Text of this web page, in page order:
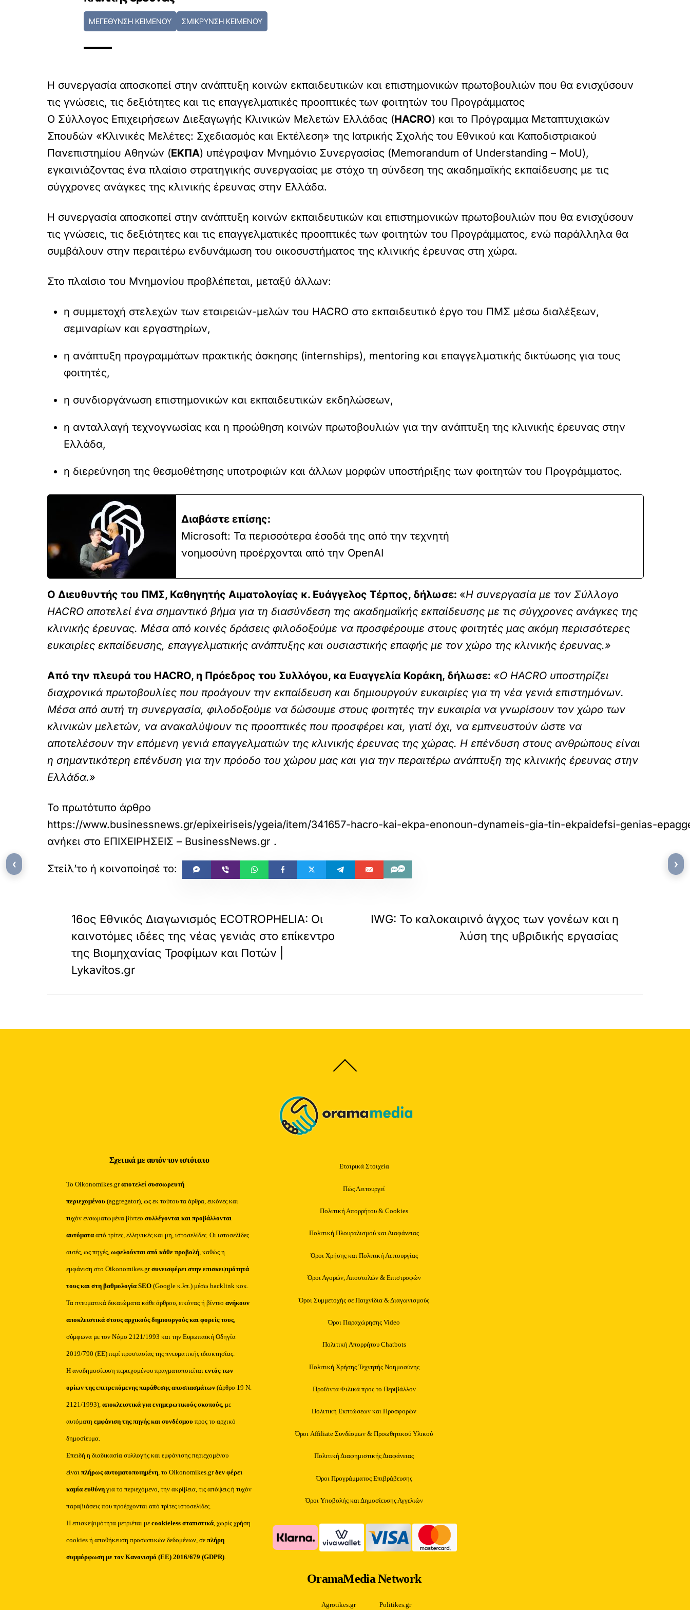
ΜΕΓΕΘΥΝΣΗ ΚΕΙΜΕΝΟΥ ΣΜΙΚΡΥΝΣΗ ΚΕΙΜΕΝΟΥ
Η συνεργασία αποσκοπεί στην ανάπτυξη κοινών εκπαιδευτικών και επιστημονικών πρωτοβουλιών που θα ενισχύσουν
τις γνώσεις, τις δεξιότητες και τις επαγγελματικές προοπτικές των φοιτητών του Προγράμματος
Ο Σύλλογος Επιχειρήσεων Διεξαγωγής Κλινικών Μελετών Ελλάδας (HACRO) και το Πρόγραμμα Μεταπτυχιακών
Σπουδών «Κλινικές Μελέτες: Σχεδιασμός και Εκτέλεση» της Ιατρικής Σχολής του Εθνικού και Καποδιστριακού
Πανεπιστημίου Αθηνών (ΕΚΠΑ) υπέγραψαν Μνημόνιο Συνεργασίας (Memorandum of Understanding – MoU),
εγκαινιάζοντας ένα πλαίσιο στρατηγικής συνεργασίας με στόχο τη σύνδεση της ακαδημαϊκής εκπαίδευσης με τις
σύγχρονες ανάγκες της κλινικής έρευνας στην Ελλάδα.
Η συνεργασία αποσκοπεί στην ανάπτυξη κοινών εκπαιδευτικών και επιστημονικών πρωτοβουλιών που θα ενισχύσουν
τις γνώσεις, τις δεξιότητες και τις επαγγελματικές προοπτικές των φοιτητών του Προγράμματος, ενώ παράλληλα θα
συμβάλουν στην περαιτέρω ενδυνάμωση του οικοσυστήματος της κλινικής έρευνας στη χώρα.
Στο πλαίσιο του Μνημονίου προβλέπεται, μεταξύ άλλων:
η συμμετοχή στελεχών των εταιρειών-μελών του HACRO στο εκπαιδευτικό έργο του ΠΜΣ μέσω διαλέξεων,
σεμιναρίων και εργαστηρίων,
η ανάπτυξη προγραμμάτων πρακτικής άσκησης (internships), mentoring και επαγγελματικής δικτύωσης για τους
φοιτητές,
η συνδιοργάνωση επιστημονικών και εκπαιδευτικών εκδηλώσεων,
η ανταλλαγή τεχνογνωσίας και η προώθηση κοινών πρωτοβουλιών για την ανάπτυξη της κλινικής έρευνας στην
Ελλάδα,
η διερεύνηση της θεσμοθέτησης υποτροφιών και άλλων μορφών υποστήριξης των φοιτητών του Προγράμματος.
Διαβάστε επίσης:
Microsoft: Τα περισσότερα έσοδά της από την τεχνητή
νοημοσύνη προέρχονται από την OpenAI
Ο Διευθυντής του ΠΜΣ, Καθηγητής Αιματολογίας κ. Ευάγγελος Τέρπος, δήλωσε: «Η συνεργασία με τον Σύλλογο
HACRO αποτελεί ένα σημαντικό βήμα για τη διασύνδεση της ακαδημαϊκής εκπαίδευσης με τις σύγχρονες ανάγκες της
κλινικής έρευνας. Μέσα από κοινές δράσεις φιλοδοξούμε να προσφέρουμε στους φοιτητές μας ακόμη περισσότερες
ευκαιρίες εκπαίδευσης, επαγγελματικής ανάπτυξης και ουσιαστικής επαφής με τον χώρο της κλινικής έρευνας.»
Από την πλευρά του HACRO, η Πρόεδρος του Συλλόγου, κα Ευαγγελία Κοράκη, δήλωσε: «Ο HACRO υποστηρίζει
διαχρονικά πρωτοβουλίες που προάγουν την εκπαίδευση και δημιουργούν ευκαιρίες για τη νέα γενιά επιστημόνων.
Μέσα από αυτή τη συνεργασία, φιλοδοξούμε να δώσουμε στους φοιτητές την ευκαιρία να γνωρίσουν τον χώρο των
κλινικών μελετών, να ανακαλύψουν τις προοπτικές που προσφέρει και, γιατί όχι, να εμπνευστούν ώστε να
αποτελέσουν την επόμενη γενιά επαγγελματιών της κλινικής έρευνας της χώρας. Η επένδυση στους ανθρώπους είναι
η σημαντικότερη επένδυση για την πρόοδο του χώρου μας και για την περαιτέρω ανάπτυξη της κλινικής έρευνας στην
Ελλάδα.»
Το πρωτότυπο άρθρο
https://www.businessnews.gr/epixeiriseis/ygeia/item/341657-hacro-kai-ekpa-enonoun-dynameis-gia-tin-ekpaidefsi-genias-
ανήκει στο ΕΠΙΧΕΙΡΗΣΕΙΣ – BusinessNews.gr .
16ος Εθνικός Διαγωνισμός ECOTROPHELIA: Οι
καινοτόμες ιδέες της νέας γενιάς στο επίκεντρο
της Βιομηχανίας Τροφίμων και Ποτών |
Lykavitos.gr
IWG: Το καλοκαιρινό άγχος των γονέων και η
λύση της υβριδικής εργασίας
To
Σχετικά με αυτόν τον ιστότοπο
Το Oikonomikes.grαποτελεί συσσωρευτή
περιεχομένου (aggregator), ως εκ τούτου τα άρθρα, εικόνες και
τυχόν ενσωματωμένα βίντεοσυλλέγονται και προβάλλονται
αυτόματααπό τρίτες, ελληνικές και μη, ιστοσελίδες. Οι ιστοσελίδες
αυτές, ως πηγές,ωφελούνται από κάθε προβολή , καθώς η
εμφάνιση στο Oikonomikes.grσυνεισφέρει στην επισκεψιμότητά
τους και στη βαθμολογία SEO (Google κ.λπ.) μέσω backlink κοκ.
Τα πνευματικά δικαιώματα κάθε άρθρου, εικόνας ή βίντεοανήκουν
αποκλειστικά στους αρχικούς δημιουργούς και φορείς τους,
σύμφωνα με τον Νόμο 2121/1993 και την Ευρωπαϊκή Οδηγία
2019/790 (ΕΕ) περί προστασίας της πνευματικής ιδιοκτησίας.
Η αναδημοσίευση περιεχομένου πραγματοποιείταιεντός των
ορίων της επιτρεπόμενης παράθεσης αποσπασμάτων (άρθρο 19 Ν.
2121/1993), αποκλειστικά για ενημερωτικούς σκοπούς, με
αυτόματηεμφάνιση της πηγής και συνδέσμου προς το αρχικό
δημοσίευμα.
Επειδή η διαδικασία συλλογής και εμφάνισης περιεχομένου
είναιπλήρως αυτοματοποιημένη , το Oikonomikes.grδεν φέρει
καμία ευθύνη για το περιεχόμενο, την ακρίβεια, τις απόψεις ή τυχόν
παραβιάσεις που προέρχονται από τρίτες ιστοσελίδες.
Η επισκεψιμότητα μετριέται μεcookieless στατιστικά , χωρίς χρήση
cookies ή αποθήκευση προσωπικών δεδομένων, σεπλήρη
συμμόρφωση με τον Κανονισμό (ΕΕ) 2016/679 (GDPR)
Εταιρικά Στοιχεία
Πώς Λειτουργεί
Πολιτική Απορρήτου & Cookies
Πολιτική Πλουραλισμού και Διαφάνειας
Όροι Χρήσης και Πολιτική Λειτουργίας
Όροι Αγορών, Αποστολών & Επιστροφών
Όροι Συμμετοχής σε Παιχνίδια & Διαγωνισμούς
Όροι Παραχώρησης Video
Πολιτική Απορρήτου Chatbots
Πολιτική Χρήσης Τεχνητής Νοημοσύνης
Προϊόντα Φιλικά προς το Περιβάλλον
Πολιτική Εκπτώσεων και Προσφορών
Όροι Affiliate Συνδέσμων & Προωθητικού Υλικού
Πολιτική Διαφημιστικής Διαφάνειας
Όροι Προγράμματος Επιβράβευσης
Όροι Υποβολής και Δημοσίευσης Αγγελιών
OramaMedia Network
Agrotikes.gr Politikes.gr
‹ ›